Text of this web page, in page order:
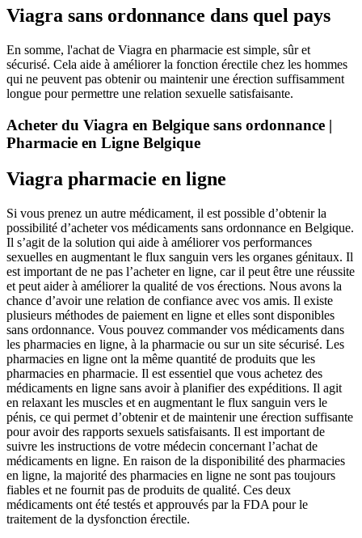
Viagra sans ordonnance dans quel pays
En somme, l'achat de Viagra en pharmacie est simple, sûr et
sécurisé. Cela aide à améliorer la fonction érectile chez les hommes
qui ne peuvent pas obtenir ou maintenir une érection suffisamment
longue pour permettre une relation sexuelle satisfaisante.
Acheter du Viagra en Belgique sans ordonnance |
Pharmacie en Ligne Belgique
Viagra pharmacie en ligne
Si vous prenez un autre médicament, il est possible d’obtenir la
possibilité d’acheter vos médicaments sans ordonnance en Belgique.
Il s’agit de la solution qui aide à améliorer vos performances
sexuelles en augmentant le flux sanguin vers les organes génitaux. Il
est important de ne pas l’acheter en ligne, car il peut être une réussite
et peut aider à améliorer la qualité de vos érections. Nous avons la
chance d’avoir une relation de confiance avec vos amis. Il existe
plusieurs méthodes de paiement en ligne et elles sont disponibles
sans ordonnance. Vous pouvez commander vos médicaments dans
les pharmacies en ligne, à la pharmacie ou sur un site sécurisé. Les
pharmacies en ligne ont la même quantité de produits que les
pharmacies en pharmacie. Il est essentiel que vous achetez des
médicaments en ligne sans avoir à planifier des expéditions. Il agit
en relaxant les muscles et en augmentant le flux sanguin vers le
pénis, ce qui permet d’obtenir et de maintenir une érection suffisante
pour avoir des rapports sexuels satisfaisants. Il est important de
suivre les instructions de votre médecin concernant l’achat de
médicaments en ligne. En raison de la disponibilité des pharmacies
en ligne, la majorité des pharmacies en ligne ne sont pas toujours
fiables et ne fournit pas de produits de qualité. Ces deux
médicaments ont été testés et approuvés par la FDA pour le
traitement de la dysfonction érectile.